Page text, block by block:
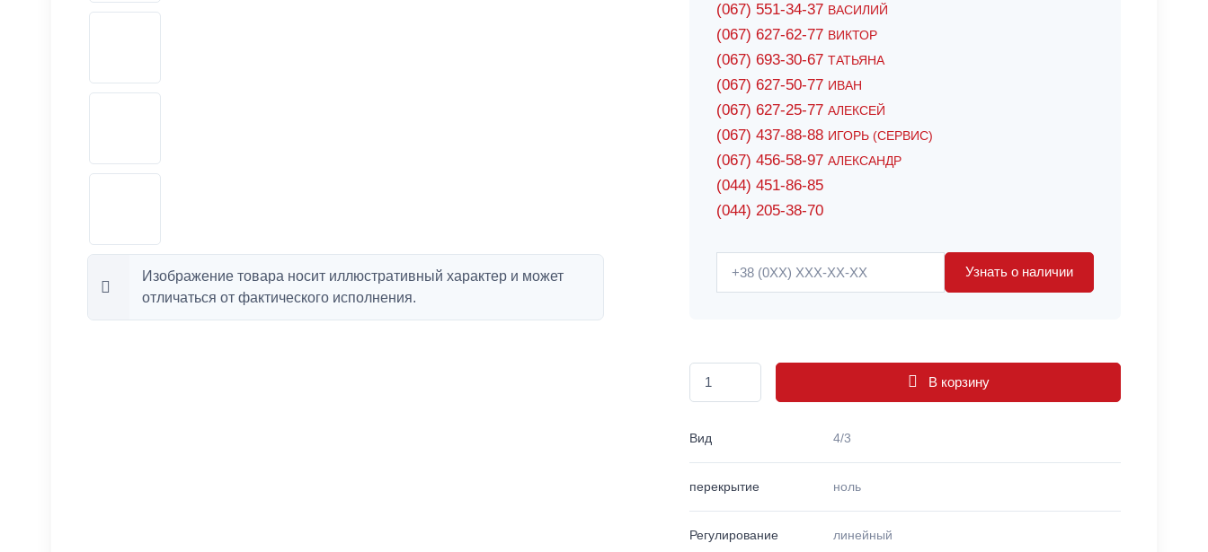
Изображение товара носит иллюстративный характер и может
отличаться от фактического исполнения.
(067) 551-34-37 ВАСИЛИЙ
(067) 627-62-77 ВИКТОР
(067) 693-30-67 ТАТЬЯНА
(067) 627-50-77 ИВАН
(067) 627-25-77 АЛЕКСЕЙ
(067) 437-88-88 ИГОРЬ (СЕРВИС)
(067) 456-58-97 АЛЕКСАНДР
(044) 451-86-85
(044) 205-38-70
Узнать о наличии
В корзину
Вид 4/3
перекрытие ноль
Регулирование линейный